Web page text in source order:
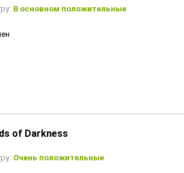
В основном положительные
of Darkness
Очень положительные